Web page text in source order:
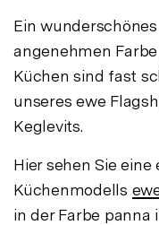
Ein
angenehmen
Küchen sind fast
unseres ewe
Keglevits.
Hier sehen Sie
Küchenmodells
in der Farbe